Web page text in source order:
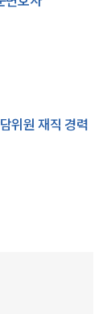
위원 재직 경력